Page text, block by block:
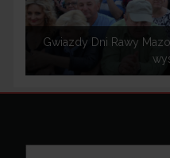
Gwiazdy Dni Rawy